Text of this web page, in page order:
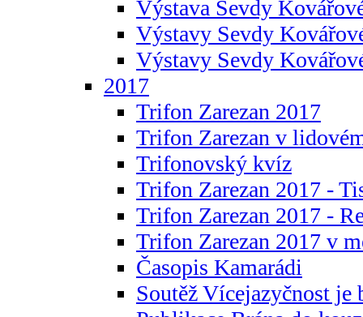
Výstava Sevdy
Výstavy Sevdy
Výstavy Sevdy
2017
Trifon Zarezan 2017
Trifon Zarezan v
Trifonovský kvíz
Trifon Zarezan 2017 -
Trifon Zarezan 2017 -
Trifon Zarezan 2017 v
Časopis Kamarádi
Soutěž Vícejazyčnost je